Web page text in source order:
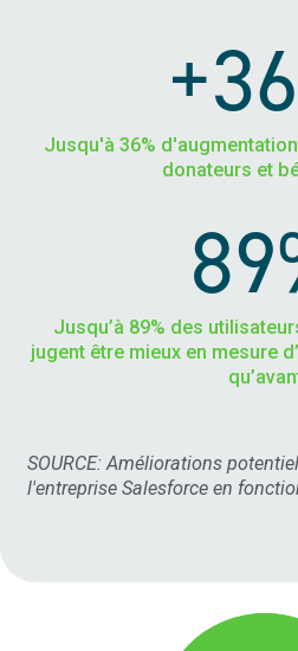
Jusqu'à 36%
donateurs et
Jusqu’à 89% des
jugent être mieux en mesure
SOURCE: Améliorations
l'entreprise Salesforce en